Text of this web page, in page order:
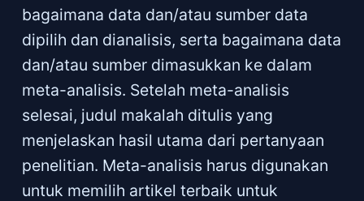
bagaimana data dan/atau sumber data
dipilih dan dianalisis, serta bagaimana data
dan/atau sumber dimasukkan ke dalam
meta-analisis. Setelah meta-analisis
selesai, judul makalah ditulis yang
menjelaskan hasil utama dari pertanyaan
penelitian. Meta-analisis harus digunakan
untuk memilih artikel terbaik untuk